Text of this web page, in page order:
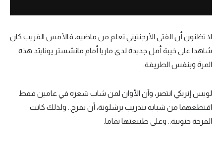
لا تظنون أن الفتى الأرجنتيني تعلم من ماضيه، فالأمس القريب كان
شاهدا على خيبة أمل جديدة لدي ماريا أمام مانشستر يونايتد هذه
المرة وبنفس الطريقة.
لويس إنريكي انتصر، وآن الأوان لمن شاب شعره في عامين فقط
اقتطعهما من شبابه بتدريب برشلونة، أن يفرح.. ولذلك كانت
الفرحة جنونية.. وعلى طبيعتها تماما.